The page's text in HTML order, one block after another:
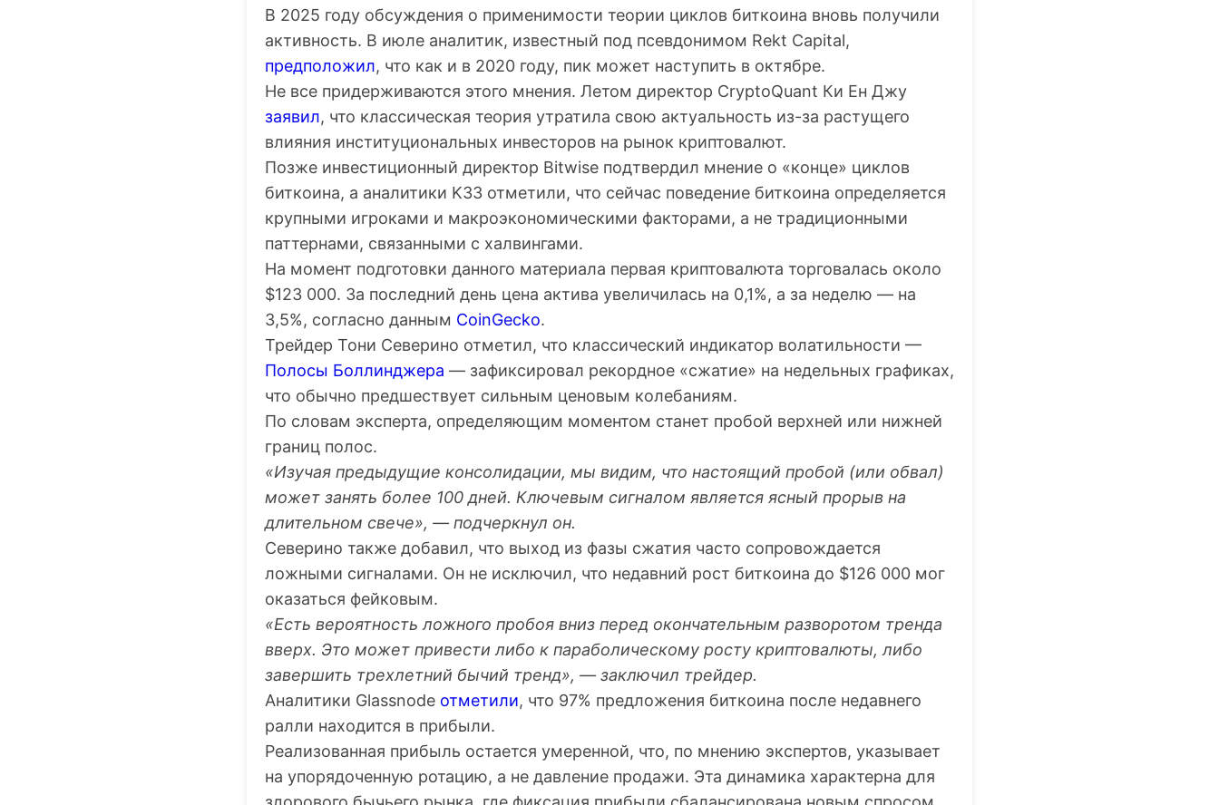
В 2025 году обсуждения о применимости теории циклов биткоина вновь получили
активность. В июле аналитик, известный под псевдонимом Rekt Capital,
предположил, что как и в 2020 году, пик может наступить в октябре.
Не все придерживаются этого мнения. Летом директор CryptoQuant Ки Ен Джу
заявил, что классическая теория утратила свою актуальность из-за растущего
влияния институциональных инвесторов на рынок криптовалют.
Позже инвестиционный директор Bitwise подтвердил мнение о «конце» циклов
биткоина, а аналитики K33 отметили, что сейчас поведение биткоина определяется
крупными игроками и макроэкономическими факторами, а не традиционными
паттернами, связанными с халвингами.
На момент подготовки данного материала первая криптовалюта торговалась около
$123 000. За последний день цена актива увеличилась на 0,1%, а за неделю — на
3,5%, согласно данным CoinGecko.
Трейдер Тони Северино отметил, что классический индикатор волатильности —
Полосы Боллинджера — зафиксировал рекордное «сжатие» на недельных графиках,
что обычно предшествует сильным ценовым колебаниям.
По словам эксперта, определяющим моментом станет пробой верхней или нижней
границ полос.
«Изучая предыдущие консолидации, мы видим, что настоящий пробой (или обвал)
может занять более 100 дней. Ключевым сигналом является ясный прорыв на
длительном свече», — подчеркнул он.
Северино также добавил, что выход из фазы сжатия часто сопровождается
ложными сигналами. Он не исключил, что недавний рост биткоина до $126 000 мог
оказаться фейковым.
«Есть вероятность ложного пробоя вниз перед окончательным разворотом тренда
вверх. Это может привести либо к параболическому росту криптовалюты, либо
завершить трехлетний бычий тренд», — заключил трейдер.
Аналитики Glassnode отметили, что 97% предложения биткоина после недавнего
ралли находится в прибыли.
Реализованная прибыль остается умеренной, что, по мнению экспертов, указывает
на упорядоченную ротацию, а не давление продажи. Эта динамика характерна для